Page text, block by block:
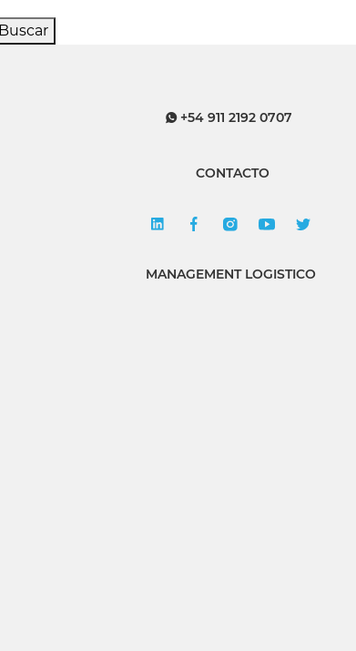
Buscar
+54 911 2192 0707
CONTACTO
MANAGEMENT LOGISTICO